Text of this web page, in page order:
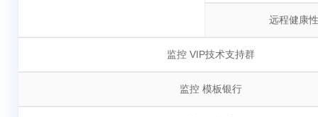
远程健康
监控 VIP技术支持群
监控 模板银行